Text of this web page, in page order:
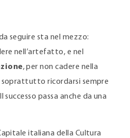
seguire sta nel mezzo:
nell’artefatto, e nel
, per non cadere nella
soprattutto ricordarsi sempre
passa anche da una
italiana della Cultura